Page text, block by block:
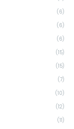
(6)
(6)
(6)
(15)
(15)
(7)
(10)
(12)
(11)